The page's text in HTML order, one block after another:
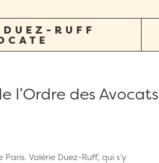
RUFF
l’Ordre des Avocats
Valérie Duez-Ruff, qui s’y